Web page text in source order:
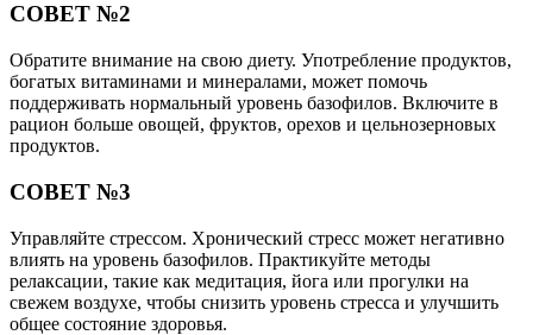
СОВЕТ №2
Обратите внимание на свою диету. Употребление продуктов,
богатых витаминами и минералами, может помочь
поддерживать нормальный уровень базофилов. Включите в
рацион больше овощей, фруктов, орехов и цельнозерновых
продуктов.
СОВЕТ №3
Управляйте стрессом. Хронический стресс может негативно
влиять на уровень базофилов. Практикуйте методы
релаксации, такие как медитация, йога или прогулки на
свежем воздухе, чтобы снизить уровень стресса и улучшить
общее состояние здоровья.